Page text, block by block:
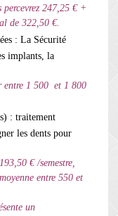
247,25 € +
de 322,50 €.
: La Sécurité
implants, la
1 500 et 1 800
: traitement
les dents pour
€ /semestre,
entre 550 et
un